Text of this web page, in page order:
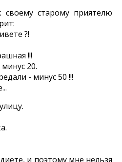
старому приятелю
?!
!!!
20.
- минус 50 !!!
и поэтому мне нельзя